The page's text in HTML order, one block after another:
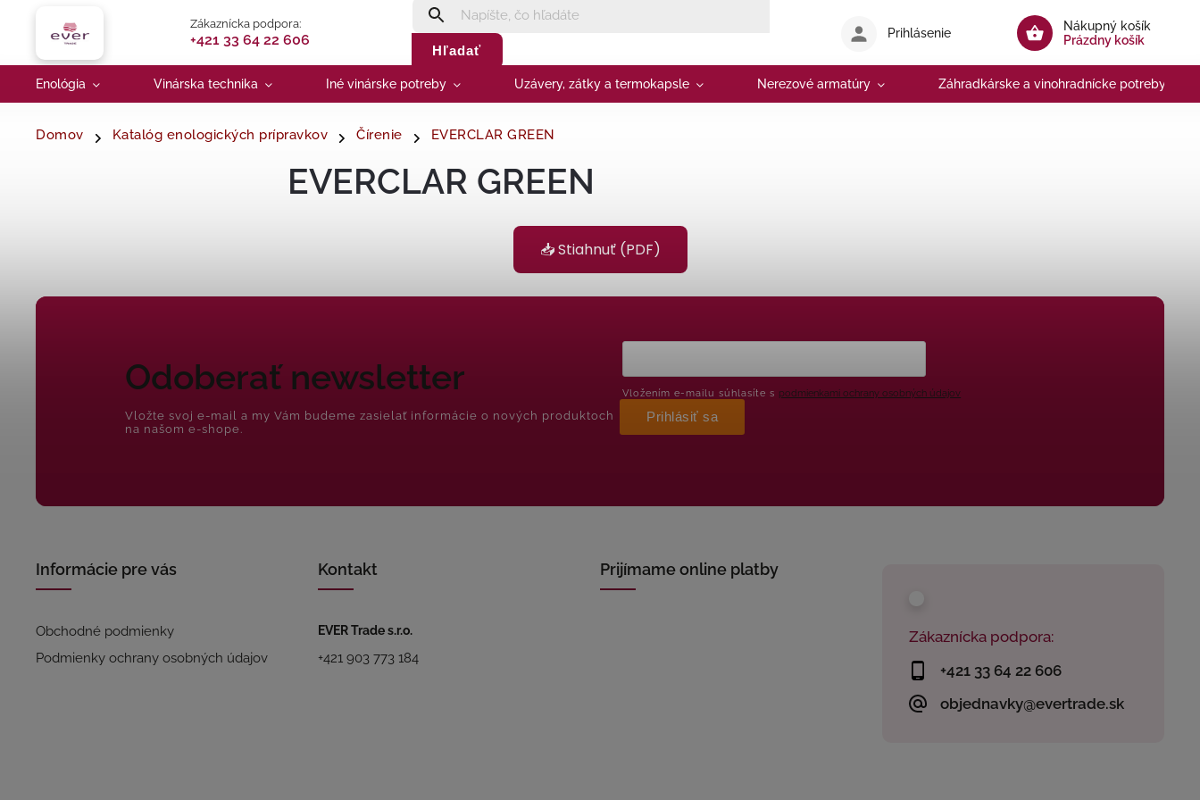
Zákaznícka podpora:
+421 33 64 22 606
Hľadať
Nákupný košík
Prázdny košík
Prihlásenie
Enológia Vinárska technika Iné vinárske potreby Uzávery, zátky a termokapsle Nerezové armatúry Záhradkárske a vinohradnícke potreby
Domov Katalóg enologických prípravkov Čírenie EVERCLAR GREEN
EVERCLAR GREEN
📥 Stiahnuť (PDF)
Zákaznícka podpora:
+421 33 64 22 606
objednavky@evertrade.sk
Odoberať newsletter
Vložte svoj e-mail a my Vám budeme zasielať informácie o nových produktoch
na našom e-shope.
Vložením e-mailu súhlasíte s podmienkami ochrany osobných údajov
Prihlásiť sa
Informácie pre vás
Obchodné podmienky
Podmienky ochrany osobných údajov
Kontakt
EVER Trade s.r.o.
+421 903 773 184
Prijímame online platby